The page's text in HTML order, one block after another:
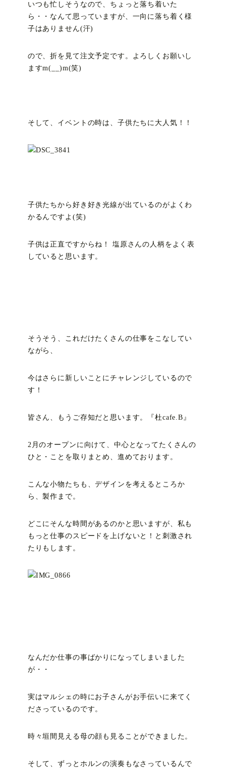
いつも忙しそうなので、ちょっと落ち着いた
ら・・なんて思っていますが、一向に落ち着く様
子はありません(汗)
ので、折を見て注文予定です。よろしくお願いし
ますm(__)m(笑)
そして、イベントの時は、子供たちに大人気！！
子供たちから好き好き光線が出ているのがよくわ
かるんですよ(笑)
子供は正直ですからね！ 塩原さんの人柄をよく表
していると思います。
そうそう、これだけたくさんの仕事をこなしてい
ながら、
今はさらに新しいことにチャレンジしているので
す！
皆さん、もうご存知だと思います。『杜cafe.B』
2月のオープンに向けて、中心となってたくさんの
ひと・ことを取りまとめ、進めております。
こんな小物たちも、デザインを考えるところか
ら、製作まで。
どこにそんな時間があるのかと思いますが、私も
もっと仕事のスピードを上げないと！と刺激され
たりもします。
なんだか仕事の事ばかりになってしまいました
が・・
実はマルシェの時にお子さんがお手伝いに来てく
ださっているのです。
時々垣間見える母の顔も見ることができました。
そして、ずっとホルンの演奏もなさっているんで